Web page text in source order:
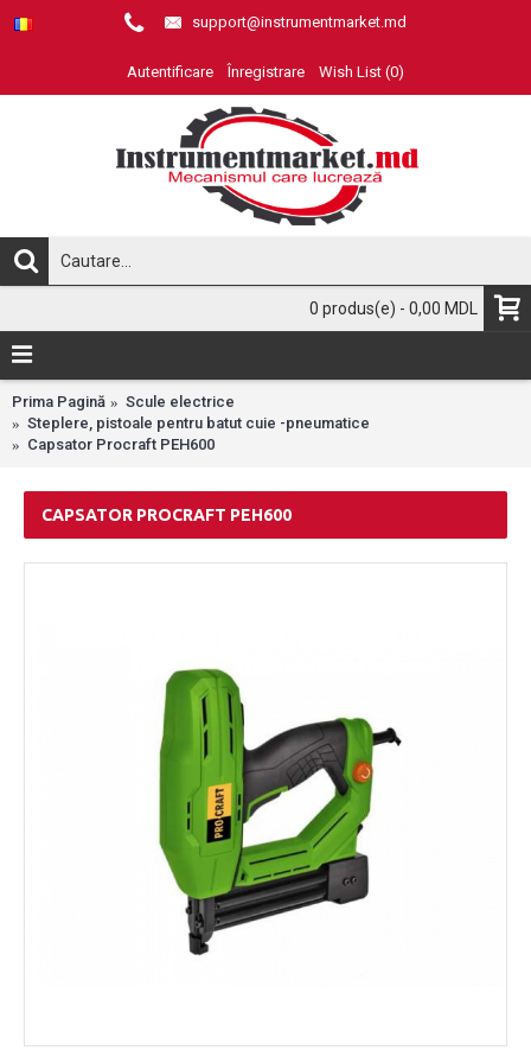
support@instrumentmarket.md
Autentificare Înregistrare Wish List (0)
0 produs(e) - 0,00 MDL
Prima Pagină
Scule electrice
Steplere, pistoale pentru batut cuie -pneumatice
Capsator Procraft PEH600
CAPSATOR PROCRAFT PEH600